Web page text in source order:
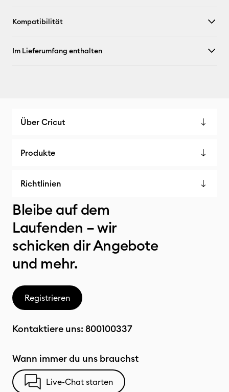
Kompatibilität
Im Lieferumfang enthalten
Über Cricut
Produkte
Richtlinien
Bleibe auf dem
Laufenden – wir
schicken dir Angebote
und mehr.
Registrieren
Kontaktiere uns: 800100337
Wann immer du uns brauchst
Live-Chat starten